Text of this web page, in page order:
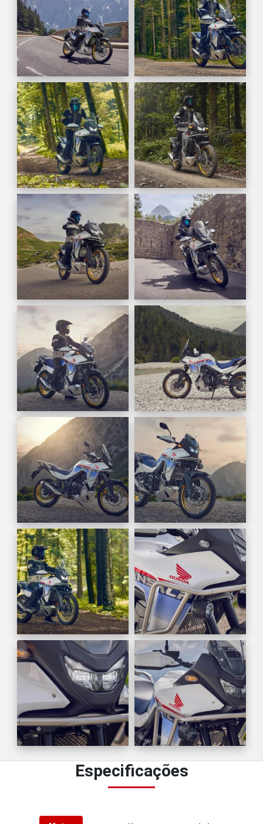
Especificações